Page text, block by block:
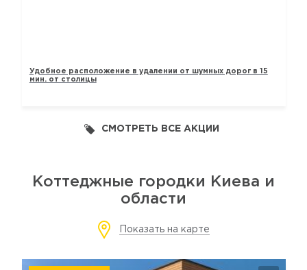
Удобное расположение в удалении от шумных дорог в 15
мин. от столицы
СМОТРЕТЬ ВСЕ АКЦИИ
Коттеджные городки Киева и
области
Показать на карте